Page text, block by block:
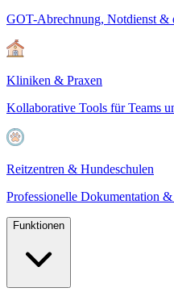
GOT-Abrechnung, Notdienst &
Kliniken & Praxen
Kollaborative Tools für Teams
Reitzentren & Hundeschulen
Professionelle Dokumentation
Funktionen